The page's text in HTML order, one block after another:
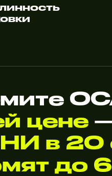
цене
в 20
до